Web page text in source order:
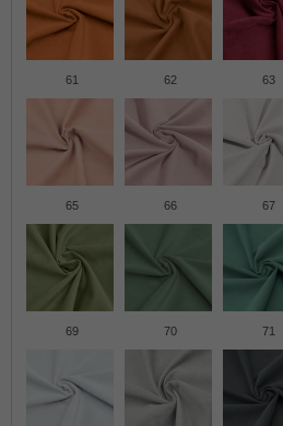
61 62 63
65 66 67
69 70 71